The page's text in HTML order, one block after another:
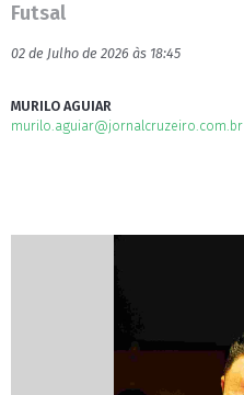
Futsal
02 de Julho de 2026 às 18:45
MURILO AGUIAR
murilo.aguiar@jornalcruzeiro.com.br